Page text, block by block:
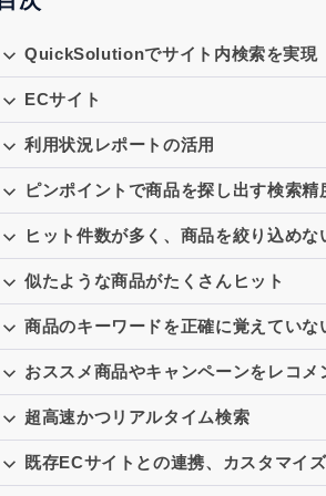
QuickSolutionでサイト内検索を実現
ECサイト
利用状況レポートの活用
ピンポイントで商品を探し出す検索精
ヒット件数が多く、商品を絞り込めな
似たような商品がたくさんヒット
商品のキーワードを正確に覚えていな
おススメ商品やキャンペーンをレコメ
超高速かつリアルタイム検索
既存ECサイトとの連携、カスタマイ